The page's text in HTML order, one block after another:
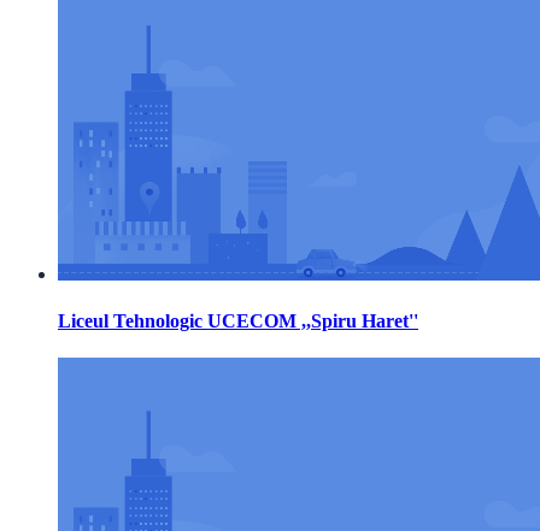
Liceul Tehnologic UCECOM ,,Spiru Haret''